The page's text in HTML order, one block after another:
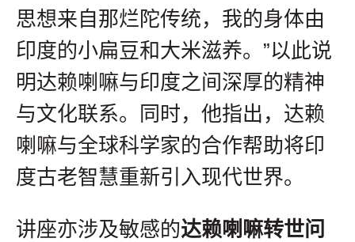
思想来自那烂陀传统，我的身体由
印度的小扁豆和大米滋养。”以此说
明达赖喇嘛与印度之间深厚的精神
与文化联系。同时，他指出，达赖
喇嘛与全球科学家的合作帮助将印
度古老智慧重新引入现代世界。
讲座亦涉及敏感的达赖喇嘛转世问